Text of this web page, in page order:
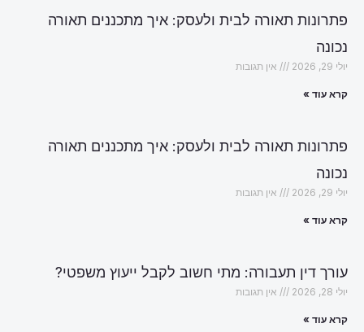
פתרונות תאורה לבית ולעסק: איך מתכננים תאורה
נכונה
יולי 29, 2026 אין תגובות
קרא עוד »
פתרונות תאורה לבית ולעסק: איך מתכננים תאורה
נכונה
יולי 29, 2026 אין תגובות
קרא עוד »
עורך דין תעבורה: מתי חשוב לקבל ייעוץ משפטי?
יולי 28, 2026 אין תגובות
קרא עוד »